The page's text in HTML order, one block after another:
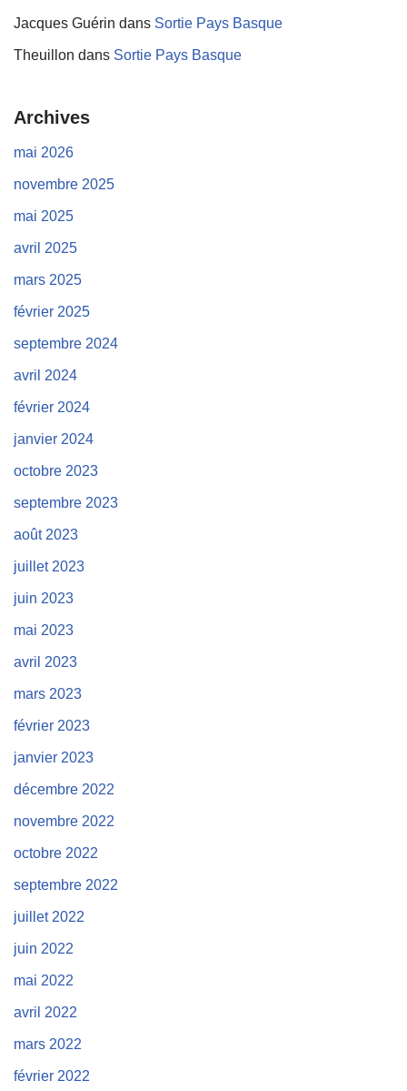
Jacques Guérin dans Sortie Pays Basque
Theuillon dans Sortie Pays Basque
Archives
mai 2026
novembre 2025
mai 2025
avril 2025
mars 2025
février 2025
septembre 2024
avril 2024
février 2024
janvier 2024
octobre 2023
septembre 2023
août 2023
juillet 2023
juin 2023
mai 2023
avril 2023
mars 2023
février 2023
janvier 2023
décembre 2022
novembre 2022
octobre 2022
septembre 2022
juillet 2022
juin 2022
mai 2022
avril 2022
mars 2022
février 2022